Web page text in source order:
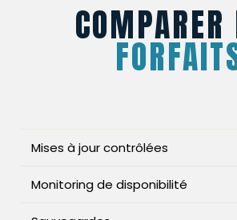
COMPARER
Mises à jour contrôlées
Monitoring de disponibilité